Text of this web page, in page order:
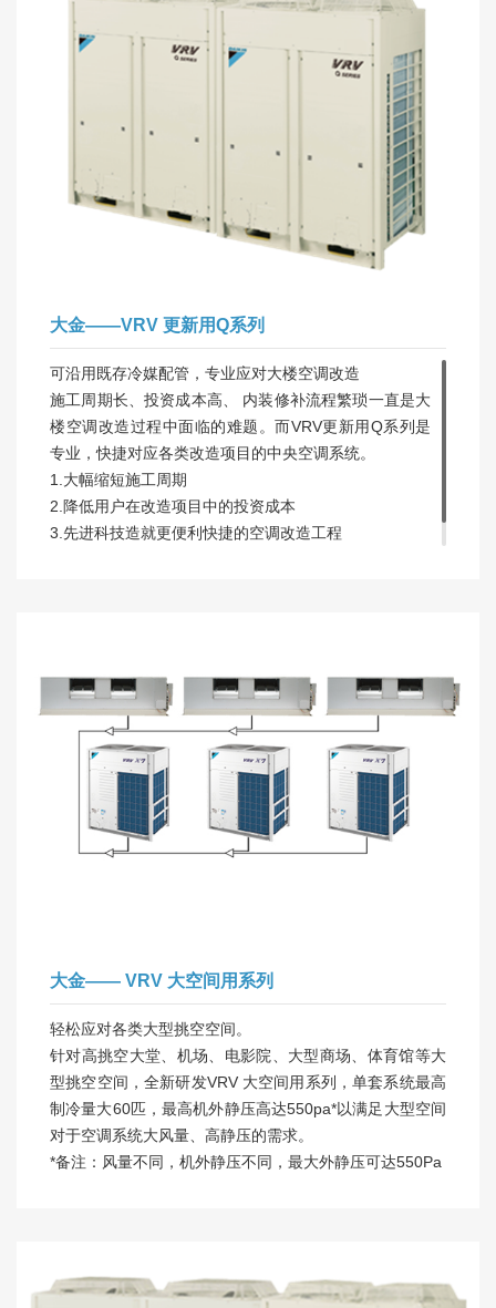
6.同时实现制冷、制热、满足高要求的舒适享受。
7.宽广的水温运转范围，适用于多种冷热源。
8.双重热回收，实现杰出的系统节能性。
大金——VRV 更新用Q系列
可沿用既存冷媒配管，专业应对大楼空调改造
施工周期长、投资成本高、 内装修补流程繁琐一直是大
楼空调改造过程中面临的难题。而VRV更新用Q系列是
专业，快捷对应各类改造项目的中央空调系统。
1.大幅缩短施工周期
2.降低用户在改造项目中的投资成本
3.先进科技造就更便利快捷的空调改造工程
大金—— VRV 大空间用系列
轻松应对各类大型挑空空间。
针对高挑空大堂、机场、电影院、大型商场、体育馆等大
型挑空空间，全新研发VRV 大空间用系列，单套系统最高
制冷量大60匹，最高机外静压高达550pa*以满足大型空间
对于空调系统大风量、高静压的需求。
*备注：风量不同，机外静压不同，最大外静压可达550Pa